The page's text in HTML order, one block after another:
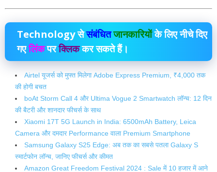
Technologyसेसंबंधितजानकारियोंके लिए नीचे दिए
गएलिंकपरक्लिककर सकते हैं।
Airtel यूजर्स को मुफ्त मिलेगा Adobe Express Premium, ₹4,000 तक
की होगी बचत
boAt Storm Call 4 और Ultima Vogue 2 Smartwatch लॉन्च: 12 दिन
की बैटरी और शानदार फीचर्स के साथ
Xiaomi 17T 5G Launch in India: 6500mAh Battery, Leica
Camera और दमदार Performance वाला Premium Smartphone
Samsung Galaxy S25 Edge: अब तक का सबसे पतला Galaxy S
स्मार्टफोन लॉन्च, जानिए फीचर्स और कीमत
Amazon Great Freedom Festival 2024 : Sale में 10 हजार में आने